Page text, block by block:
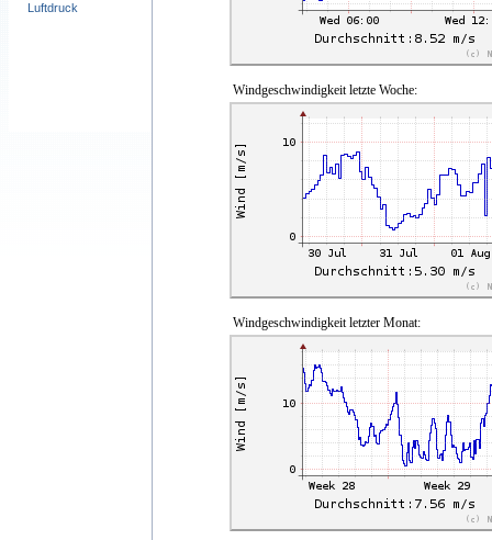
Luftdruck
Windgeschwindigkeit letzte Woche:
Windgeschwindigkeit letzter Monat: